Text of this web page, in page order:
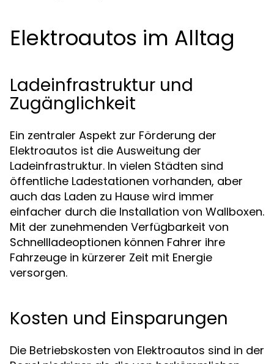
Elektroautos im Alltag
Ladeinfrastruktur und
Zugänglichkeit
Ein zentraler Aspekt zur Förderung der
Elektroautos ist die Ausweitung der
Ladeinfrastruktur. In vielen Städten sind
öffentliche Ladestationen vorhanden, aber
auch das Laden zu Hause wird immer
einfacher durch die Installation von Wallboxen.
Mit der zunehmenden Verfügbarkeit von
Schnellladeoptionen können Fahrer ihre
Fahrzeuge in kürzerer Zeit mit Energie
versorgen.
Kosten und Einsparungen
Die Betriebskosten von Elektroautos sind in der